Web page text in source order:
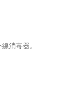
消毒器。